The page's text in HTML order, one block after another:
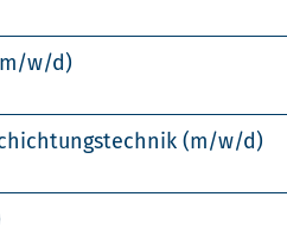
w/d)
(m/w/d)